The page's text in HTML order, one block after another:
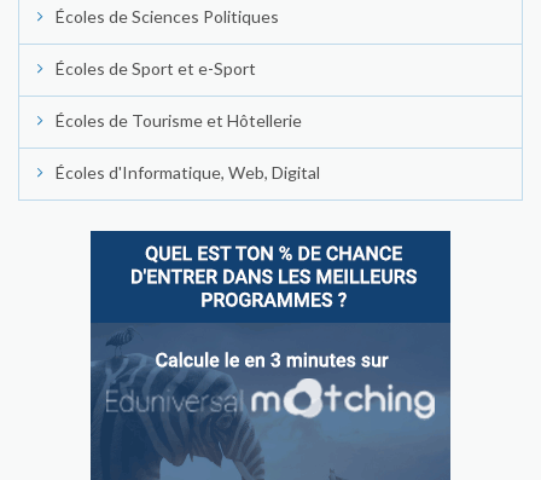
Écoles de Sciences Politiques
Écoles de Sport et e-Sport
Écoles de Tourisme et Hôtellerie
Écoles d'Informatique, Web, Digital